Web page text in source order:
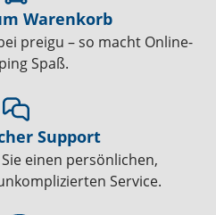
Warenkorb
preigu – so macht Online-
Spaß.
Support
einen persönlichen,
Service.